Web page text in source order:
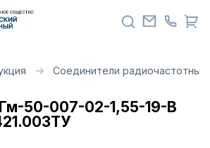
Соединители радиочастотные
50-007-02-1,55-19-В